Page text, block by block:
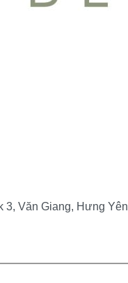
3, Văn Giang, Hưng Yên